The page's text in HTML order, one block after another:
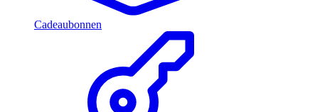
Cadeaubonnen